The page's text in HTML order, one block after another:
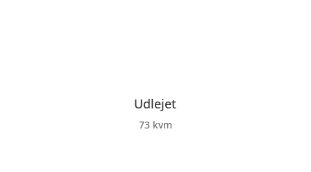
Udlejet
73 kvm